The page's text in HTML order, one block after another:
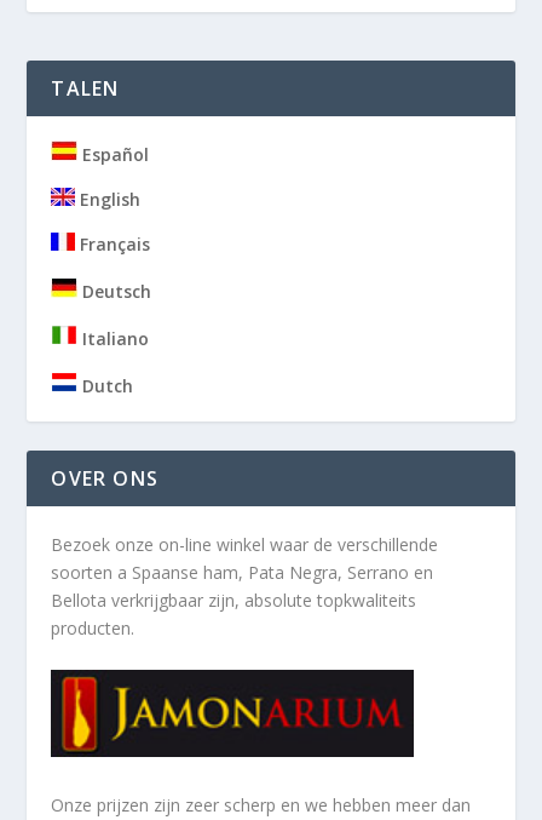
TALEN
Español
English
Français
Deutsch
Italiano
Dutch
OVER ONS
Bezoek onze on-line winkel waar de verschillende
soorten a Spaanse ham, Pata Negra, Serrano en
Bellota verkrijgbaar zijn, absolute topkwaliteits
producten.
Onze prijzen zijn zeer scherp en we hebben meer dan